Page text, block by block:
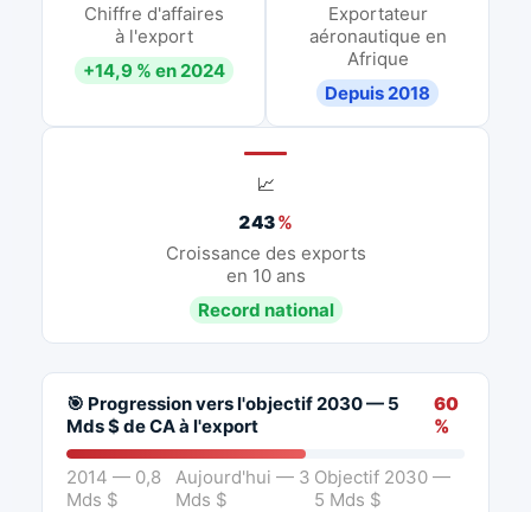
Chiffre d'affaires
à l'export
+14,9 % en 2024
Exportateur
aéronautique en
Afrique
Depuis 2018
📈
243%
Croissance des exports
en 10 ans
Record national
🎯 Progression vers l'objectif 2030 — 5
Mds $ de CA à l'export
60
%
2014 — 0,8
Mds $
Aujourd'hui — 3
Mds $
Objectif 2030 —
5 Mds $